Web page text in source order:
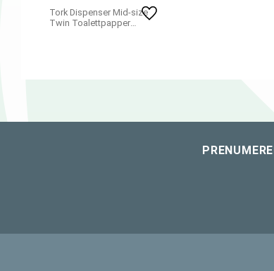
​Tork Dispenser Mid-size
Twin Toalettpapper
Lägg till i favoriter